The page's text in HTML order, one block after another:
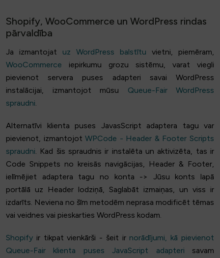
Shopify, WooCommerce un WordPress rindas
pārvaldība
Ja izmantojat uz WordPress balstītu vietni, piemēram,
WooCommerce iepirkumu grozu sistēmu, varat viegli
pievienot servera puses adapteri savai WordPress
instalācijai, izmantojot mūsu Queue-Fair WordPress
spraudni.
Alternatīvi klienta puses JavasScript adaptera tagu var
pievienot, izmantojotWPCode - Header & Footer Scripts
spraudni. Kad šis spraudnis ir instalēta un aktivizēta, tas ir
Code Snippets no kreisās navigācijas, Header & Footer,
ielīmējiet adaptera tagu no konta -> Jūsu konts lapā
portālā uz Header lodziņā, Saglabāt izmaiņas, un viss ir
izdarīts. Neviena no šīm metodēm neprasa modificēt tēmas
vai veidnes vai pieskarties WordPress kodam.
Shopify ir tikpat vienkārši - šeit ir norādījumi, kā pievienot
Queue-Fair klienta puses JavaScript adapteri savam